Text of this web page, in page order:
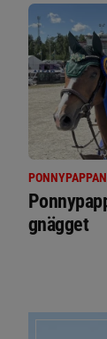
PONNYPAPPAN
gnägget